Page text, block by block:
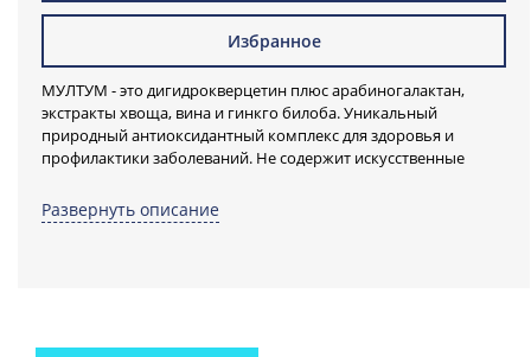
Избранное
МУЛТУМ - это дигидрокверцетин плюс арабиногалактан,
экстракты хвоща, вина и гинкго билоба. Уникальный
природный антиоксидантный комплекс для здоровья и
профилактики заболеваний. Не содержит искусственные
высокотехнологичном российском заводе по экстракции
дигидрокверцетина. Выгодная дозировка.
Развернуть описание